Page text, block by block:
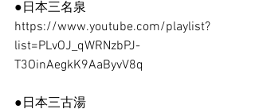
●日本三名泉
https://www.youtube.com/playlist?
list=PLvOJ_qWRNzbPJ-
T3OinAegkK9AaByvV8q
●日本三古湯